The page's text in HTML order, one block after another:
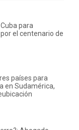
para
el centenario de
países para
en Sudamérica,